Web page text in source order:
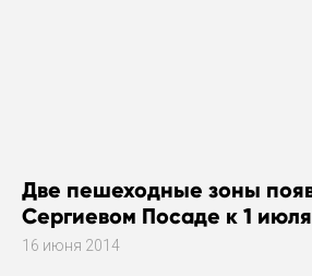
Две пешеходные зоны
Сергиевом Посаде к 1 июля
16 июня 2014